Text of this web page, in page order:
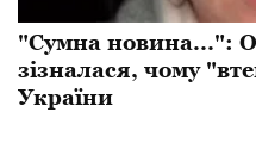
"Сумна новина...":
зізналася, чому
України